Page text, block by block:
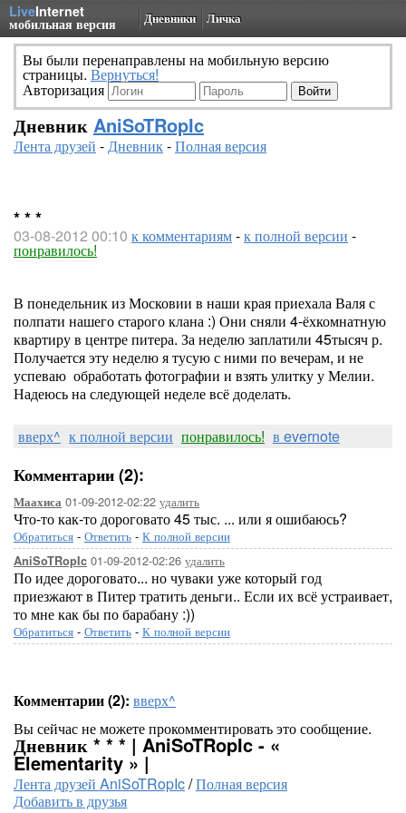
LiveInternet
мобильная версия Дневники Личка
Вы были перенаправлены на мобильную версию
страницы. Вернуться!
Авторизация
Дневник AniSoTRopIc
Лента друзей -Дневник-Полная версия
* * *
03-08-2012 00:10 к комментариям-к полной версии -
понравилось!
В понедельник из Московии в наши края приехала Валя с
полпати нашего старого клана :) Они сняли 4-ёхкомнатную
квартиру в центре питера. За неделю заплатили 45тысяч р.
Получается эту неделю я тусую с ними по вечерам, и не
успеваю обработать фотографии и взять улитку у Мелии.
Надеюсь на следующей неделе всё доделать.
вверх^ к полной версии понравилось! в evernote
Комментарии (2):
Маахиса 01-09-2012-02:22 удалить
Что-то как-то дороговато 45 тыс. ... или я ошибаюсь?
Обратиться - Ответить - К полной версии
AniSoTRopIc 01-09-2012-02:26 удалить
По идее дороговато... но чуваки уже который год
приезжают в Питер тратить деньги.. Если их всё устраивает,
то мне как бы по барабану :))
Обратиться - Ответить - К полной версии
Комментарии (2): вверх^
Вы сейчас не можете прокомментировать это сообщение.
Дневник * * * | AniSoTRopIc - «
Elementarity » |
Лента друзей AniSoTRopIc/Полная версия
Добавить в друзья